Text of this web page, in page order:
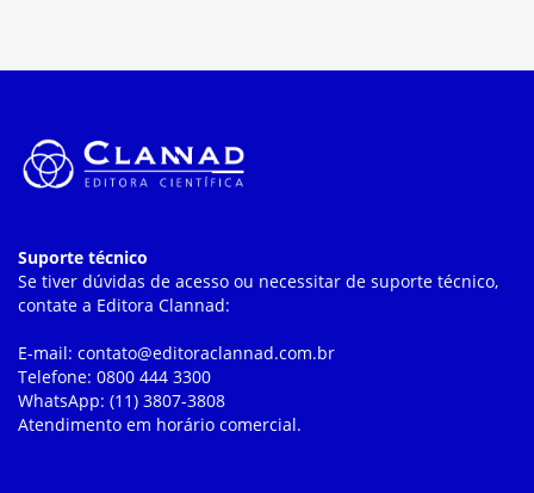
Suporte técnico
Se tiver dúvidas de acesso ou necessitar de suporte técnico,
contate a Editora Clannad:
E-mail: contato@editoraclannad.com.br
Telefone: 0800 444 3300
WhatsApp: (11) 3807-3808
Atendimento em horário comercial.